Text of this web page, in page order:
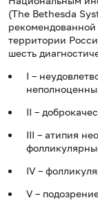
(The Bethesda
рекомендованной
территории
шесть
I –
II –
III – атипия
IV –
V –